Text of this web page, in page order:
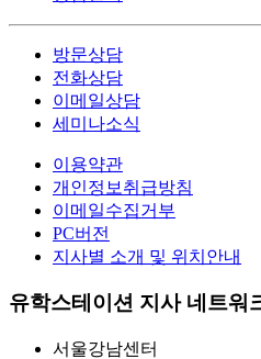
방문상담
전화상담
이메일상담
세미나소식
이용약관
개인정보취급방침
이메일수집거부
PC버전
지사별 소개 및 위치안내
유학스테이션 지사 네트워
서울강남센터